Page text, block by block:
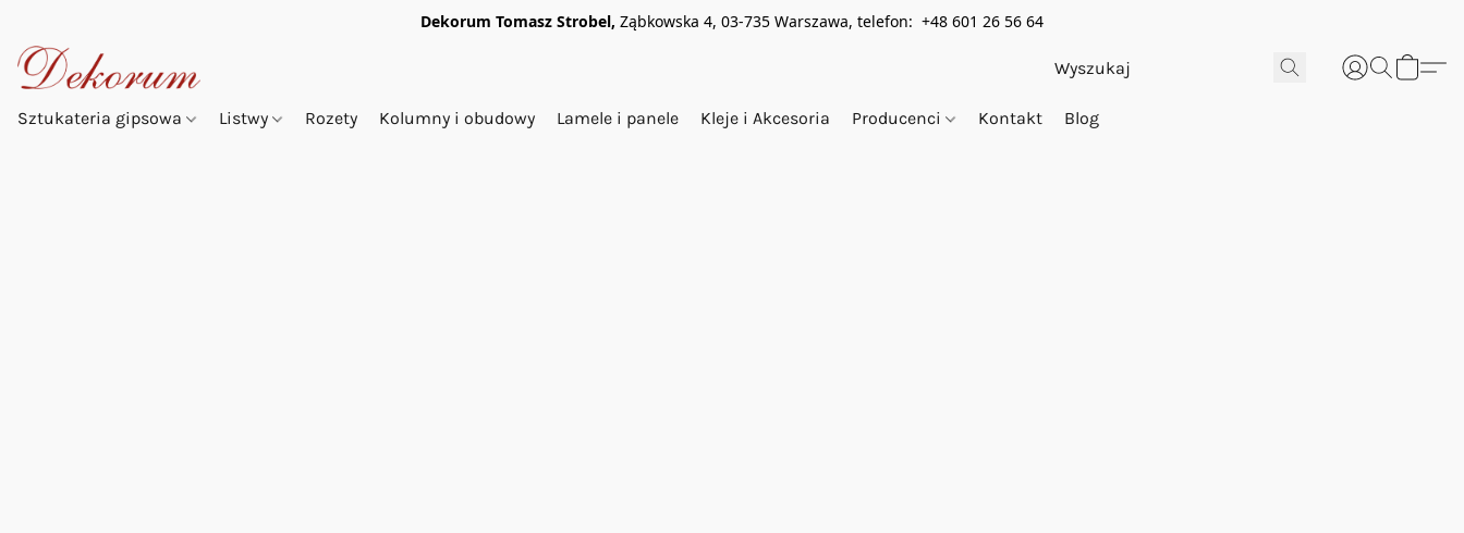
Dekorum Tomasz Strobel, Ząbkowska 4, 03-735 Warszawa, telefon: +48 601 26 56 64
Sztukateria gipsowa Listwy Rozety Kolumny i obudowy Lamele i panele Kleje i Akcesoria Producenci Kontakt Blog